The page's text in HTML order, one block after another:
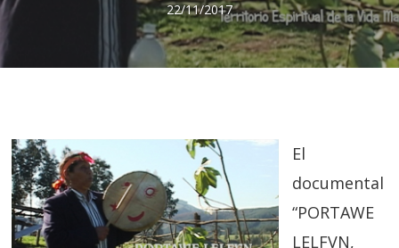
22/11/2017
El
documental
“PORTAWE
LELFVN,